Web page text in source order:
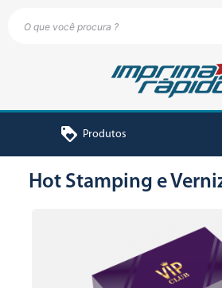
loyalty Produtos
Hot Stamping e